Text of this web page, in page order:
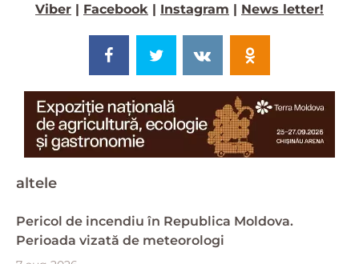
Viber | Facebook | Instagram | News letter!
altele
Pericol de incendiu în Republica Moldova.
Perioada vizată de meteorologi